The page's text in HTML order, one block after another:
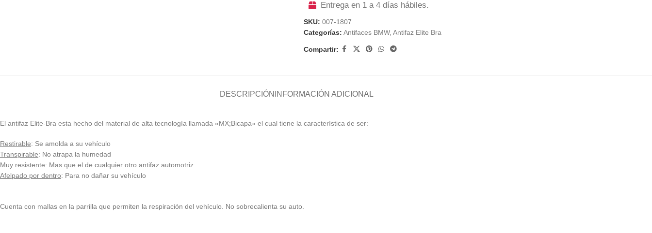
Entrega en 1 a 4 días hábiles.
SKU: 007-1807
Categorías: Antifaces BMW, Antifaz Elite Bra
Compartir:
DESCRIPCIÓN INFORMACIÓN ADICIONAL
El antifaz Elite-Bra esta hecho del material de alta tecnología llamada «MX;Bicapa» el cual tiene la característica de ser:
Restirable: Se amolda a su vehículo
Transpirable: No atrapa la humedad
Muy resistente: Mas que el de cualquier otro antifaz automotriz
Afelpado por dentro: Para no dañar su vehículo
Cuenta con mallas en la parrilla que permiten la respiración del vehículo. No sobrecalienta su auto.